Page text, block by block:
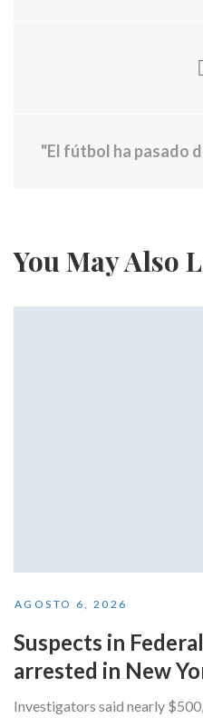
You May Also
AGOSTO 6, 2026
Suspects in
arrested in New
Investigators said nearly